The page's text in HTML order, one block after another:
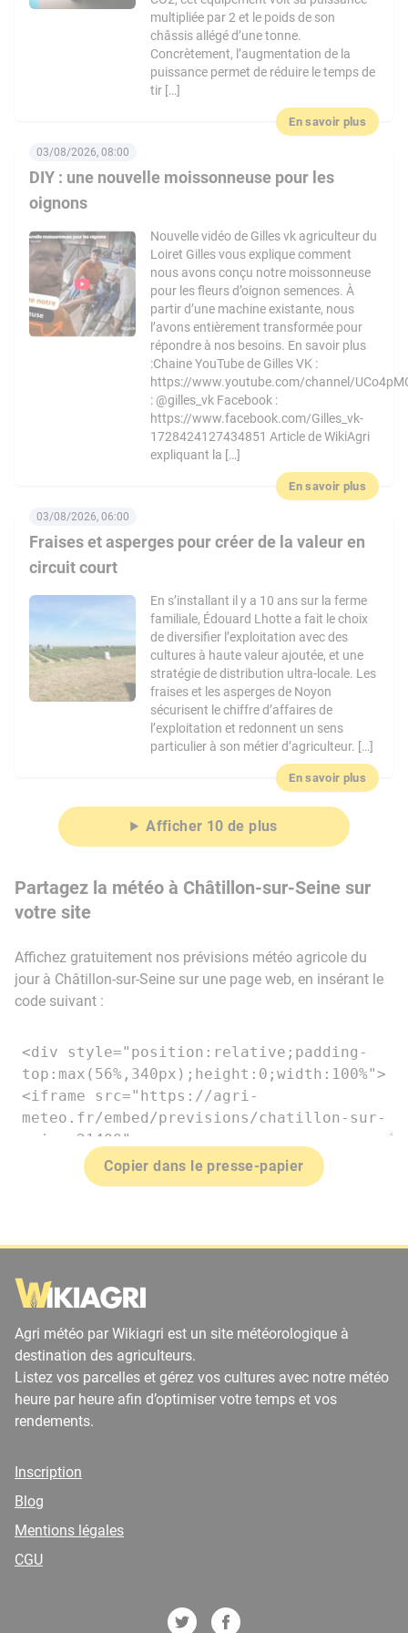
multipliée par 2 et le poids de son
châssis allégé d’une tonne.
Concrètement, l’augmentation de la
puissance permet de réduire le temps de
tir […]
En savoir plus
DIY : une nouvelle moissonneuse pour les
oignons
03/08/2026, 08:00
Nouvelle vidéo de Gilles vk agriculteur du
Loiret Gilles vous explique comment
nous avons conçu notre moissonneuse
pour les fleurs d’oignon semences. À
partir d’une machine existante, nous
l’avons entièrement transformée pour
répondre à nos besoins. En savoir plus
:Chaine YouTube de Gilles VK :
https://www.youtube.com/channel/
: @gilles_vk Facebook :
https://www.facebook.com/Gilles_vk-
1728424127434851 Article de WikiAgri
expliquant la […]
En savoir plus
Fraises et asperges pour créer de la valeur en
circuit court
03/08/2026, 06:00
En s’installant il y a 10 ans sur la ferme
familiale, Édouard Lhotte a fait le choix
de diversifier l’exploitation avec des
cultures à haute valeur ajoutée, et une
stratégie de distribution ultra-locale. Les
fraises et les asperges de Noyon
sécurisent le chiffre d’affaires de
l’exploitation et redonnent un sens
particulier à son métier d’agriculteur. […]
En savoir plus
Afficher 10 de plus
Partagez la météo à Châtillon-sur-Seine sur
votre site
Affichez gratuitement nos prévisions météo agricole du
jour à Châtillon-sur-Seine sur une page web, en insérant le
code suivant :
Copier dans le presse-papier
Agri météo par Wikiagri est un site météorologique à
destination des agriculteurs.
Listez vos parcelles et gérez vos cultures avec notre météo
heure par heure afin d’optimiser votre temps et vos
rendements.
Inscription
Blog
Mentions légales
CGU